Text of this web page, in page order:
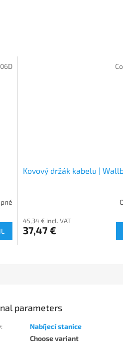
Kovový držák kabelu |
45,34 € incl. VAT
37,47 €
parameters
:
Nabíjecí stanice
Choose variant